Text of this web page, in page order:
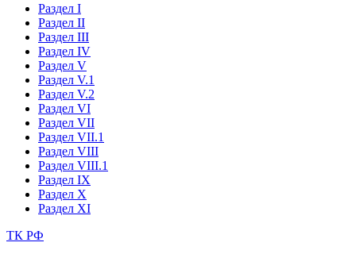
Раздел I
Раздел II
Раздел III
Раздел IV
Раздел V
Раздел V.1
Раздел V.2
Раздел VI
Раздел VII
Раздел VII.1
Раздел VIII
Раздел VIII.1
Раздел IX
Раздел X
Раздел XI
ТК РФ